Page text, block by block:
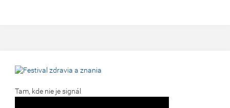
Tam, kde nie je signál